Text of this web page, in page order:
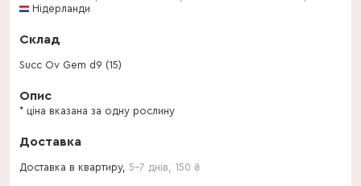
Нідерланди
Склад
Succ Ov Gem d9 (15)
Опис
* ціна вказана за одну рослину
Доставка
Доставка в квартиру, 5-7 днів 150 ₴